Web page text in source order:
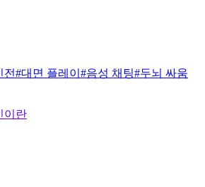
전#대면 플레이 #음성 채팅#두뇌 싸움
이란